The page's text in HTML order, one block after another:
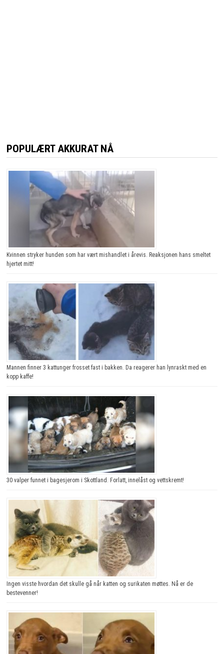
POPULÆRT AKKURAT NÅ
Kvinnen stryker hunden som har vært mishandlet i årevis. Reaksjonen hans smeltet
hjertet mitt!
Mannen finner 3 kattunger frosset fast i bakken. Da reagerer han lynraskt med en
kopp kaffe!
30 valper funnet i bagesjerom i Skottland. Forlatt, innelåst og vettskremt!
Ingen visste hvordan det skulle gå når katten og surikaten møttes. Nå er de
bestevenner!